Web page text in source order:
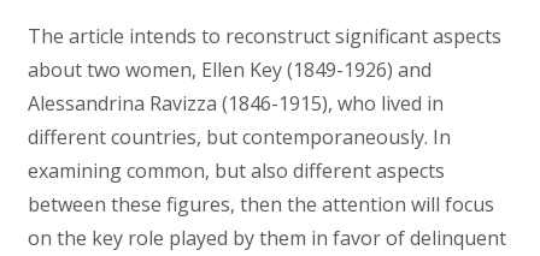
The article intends to reconstruct significant aspects
about two women, Ellen Key (1849-1926) and
Alessandrina Ravizza (1846-1915), who lived in
different countries, but contemporaneously. In
examining common, but also different aspects
between these figures, then the attention will focus
on the key role played by them in favor of delinquent